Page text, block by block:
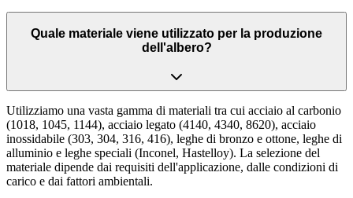
Quale materiale viene utilizzato per la produzione
dell'albero?
Utilizziamo una vasta gamma di materiali tra cui acciaio al carbonio
(1018, 1045, 1144), acciaio legato (4140, 4340, 8620), acciaio
inossidabile (303, 304, 316, 416), leghe di bronzo e ottone, leghe di
alluminio e leghe speciali (Inconel, Hastelloy). La selezione del
materiale dipende dai requisiti dell'applicazione, dalle condizioni di
carico e dai fattori ambientali.